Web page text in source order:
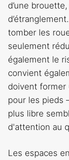
d’une
tomber les
seulement
également le
convient
doivent former
pour les pieds
plus libre
d'attention au
Les espaces